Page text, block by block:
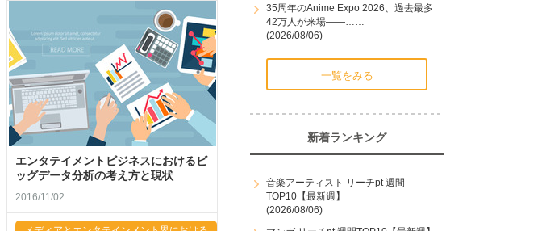
エンタテイメントビジネスにおけるビ
ッグデータ分析の考え方と現状
2016/11/02
35周年のAnime Expo 2026、過去最多
42万人が来場――……
(2026/08/06)
一覧をみる
新着ランキング
音楽アーティスト リーチpt 週間
TOP10【最新週】
(2026/08/06)